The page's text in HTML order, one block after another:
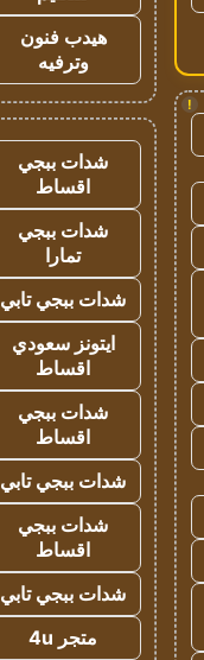
!
هيدب فنون
وترفيه
شدات ببجي
اقساط
شدات ببجي
تمارا
شدات ببجي تابي
ايتونز سعودي
اقساط
شدات ببجي
اقساط
شدات ببجي تابي
شدات ببجي
اقساط
شدات ببجي تابي
متجر 4u